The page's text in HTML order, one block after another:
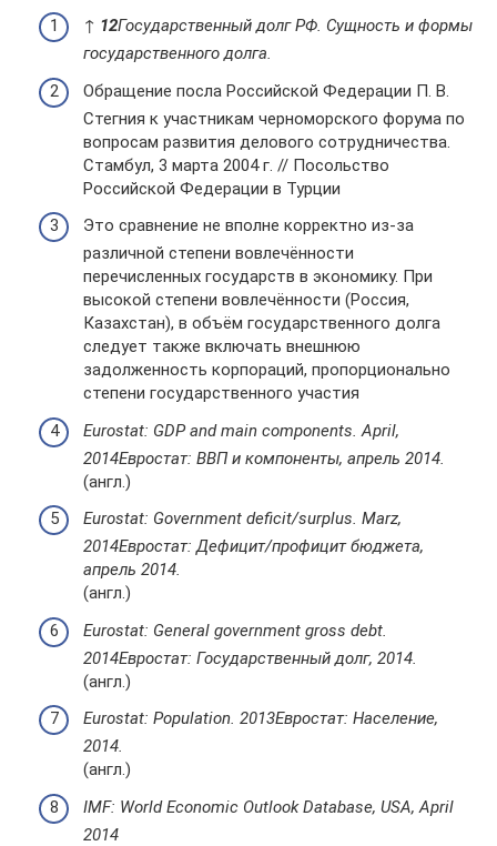
↑ 12Государственный долг РФ. Сущность и формы
государственного долга.
Обращение посла Российской Федерации П. В.
Стегния к участникам черноморского форума по
вопросам развития делового сотрудничества.
Стамбул, 3 марта 2004 г. // Посольство
Российской Федерации в Турции
Это сравнение не вполне корректно из-за
различной степени вовлечённости
перечисленных государств в экономику. При
высокой степени вовлечённости (Россия,
Казахстан), в объём государственного долга
следует также включать внешнюю
задолженность корпораций, пропорционально
степени государственного участия
Eurostat: GDP and main components. April,
2014Евростат: ВВП и компоненты, апрель 2014.
(англ.)
Eurostat: Government deficit/surplus. Marz,
2014Евростат: Дефицит/профицит бюджета,
апрель 2014.
(англ.)
Eurostat: General government gross debt.
2014Евростат: Государственный долг, 2014.
(англ.)
Eurostat: Population. 2013Евростат: Население,
2014.
(англ.)
IMF: World Economic Outlook Database, USA, April
2014